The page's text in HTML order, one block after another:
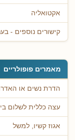
אקטואליה
קישורים נוספים -
מאמרים פופולריים
הדרת נשים או
עצה כללית לשלום
אגוז קשיו, למשל